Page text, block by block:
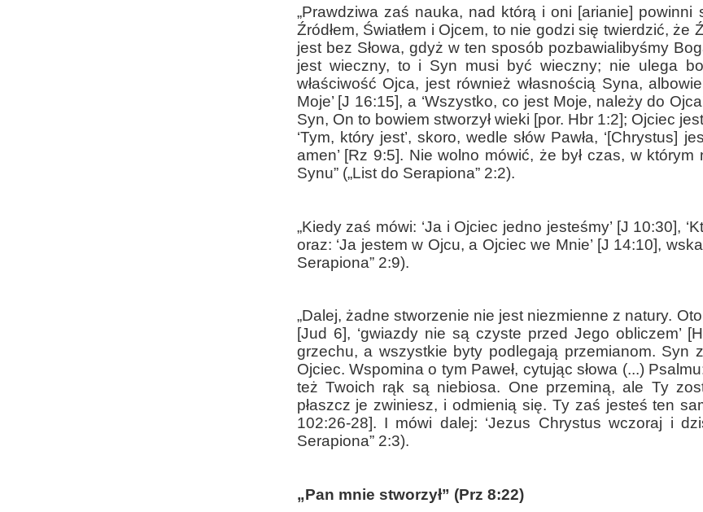
„Prawdziwa zaś nauka, nad którą i oni [arianie]
Źródłem, Światłem i Ojcem, to nie godzi się twierdzić, że
jest bez Słowa, gdyż w ten sposób pozbawialibyśmy
jest wieczny, to i Syn musi być wieczny; nie ulega
właściwość Ojca, jest również własnością Syna,
Moje’ [J 16:15], a ‘Wszystko, co jest Moje, należy do
Syn, On to bowiem stworzył wieki [por. Hbr 1:2]; Ojciec
‘Tym, który jest’, skoro, wedle słów Pawła, ‘[Chrystus]
amen’ [Rz 9:5]. Nie wolno mówić, że był czas, w
Synu” („List do Serapiona” 2:2).
„Kiedy zaś mówi: ‘Ja i Ojciec jedno jesteśmy’ [J 10:30],
oraz: ‘Ja jestem w Ojcu, a Ojciec we Mnie’ [J 14:10],
Serapiona” 2:9).
„Dalej, żadne stworzenie nie jest niezmienne z natury.
[Jud 6], ‘gwiazdy nie są czyste przed Jego obliczem’
grzechu, a wszystkie byty podlegają przemianom.
Ojciec. Wspomina o tym Paweł, cytując słowa (...)
też Twoich rąk są niebiosa. One przeminą, ale Ty
płaszcz je zwiniesz, i odmienią się. Ty zaś jesteś ten
102:26-28]. I mówi dalej: ‘Jezus Chrystus wczoraj i
Serapiona” 2:3).
„Pan mnie stworzył” (Prz 8:22)